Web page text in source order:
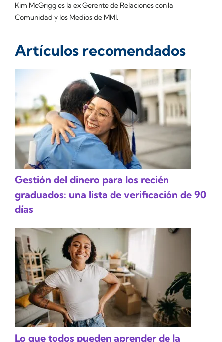
Kim McGrigg es la ex Gerente de Relaciones con la
Comunidad y los Medios de MMI.
Artículos recomendados
Gestión del dinero para los recién
graduados: una lista de verificación de 90
días
Lo que todos pueden aprender de la